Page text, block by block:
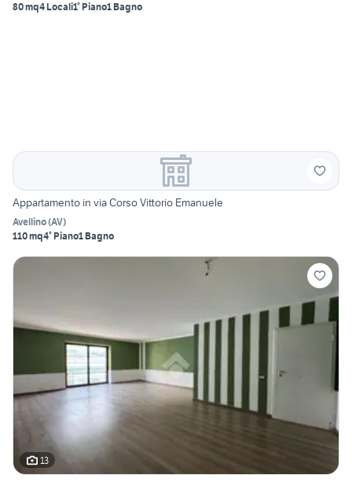
80 mq4 Locali1° Piano1 Bagno
Appartamento in via Corso Vittorio Emanuele
Avellino(AV)
110 mq4° Piano1 Bagno
13